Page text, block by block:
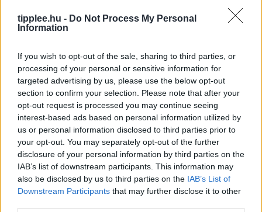
tipplee.hu - Do Not Process My Personal
Information
If you wish to opt-out of the sale, sharing to third parties, or
processing of your personal or sensitive information for
targeted advertising by us, please use the below opt-out
section to confirm your selection. Please note that after your
opt-out request is processed you may continue seeing
interest-based ads based on personal information utilized by
us or personal information disclosed to third parties prior to
your opt-out. You may separately opt-out of the further
disclosure of your personal information by third parties on the
IAB’s list of downstream participants. This information may
also be disclosed by us to third parties on the IAB’s List of
Downstream Participants that may further disclose it to other
Bastion Óriás: Miért Kellene a World of
Warcraftnak is Ilyen Tank?
Egy igazi tank osztály, a másik meg csak egy játékos,
aki öltözködik – ki tudod találni, melyik melyik? A Final
Fantasy XIV új Bastion kasztja,
Rooby
augusztus 8, 2026